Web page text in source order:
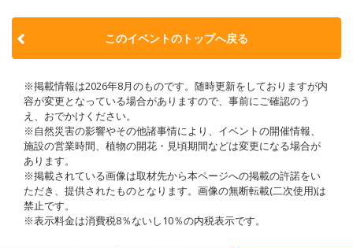
このイベントのトップへ戻る
※掲載情報は2026年8月のものです。随時更新をしておりますが内
容が変更となっている場合がありますので、事前にご確認のう
え、おでかけください。
※自然災害の影響やその他諸事情により、イベントの開催情報、
施設の営業時間、植物の開花・見頃期間などは変更になる場合が
あります。
※掲載されている画像は取材先から本ページへの掲載の許諾をい
ただき、提供されたものとなります。画像の無断転載(二次使用)は
禁止です。
※表示料金は消費税8％ないし10％の内税表示です。